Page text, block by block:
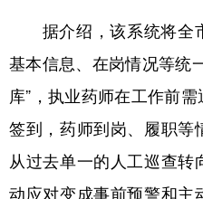
地方频道
北京 天津
辽宁 吉林
浙江 安徽
据介绍，该系统将全
基本信息、在岗情况等统
库”，执业药师在工作前
签到，药师到岗、履职
从过去单一的人工巡查
动应对变成事前预警和